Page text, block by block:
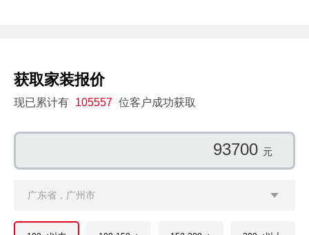
获取家装报价
现已累计有 105557 位客户成功获取
131614 元
广东省，广州市